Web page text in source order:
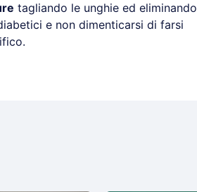
tagliando le unghie ed eliminando
e non dimenticarsi di farsi